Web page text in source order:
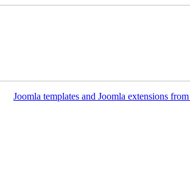
Joomla templates and Joomla extensions